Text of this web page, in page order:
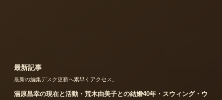
最新記事
最新の編集デスク更新へ素早くアクセス。
湯原昌幸の現在と活動・荒木由美子との結婚40年・スウィング・ウ